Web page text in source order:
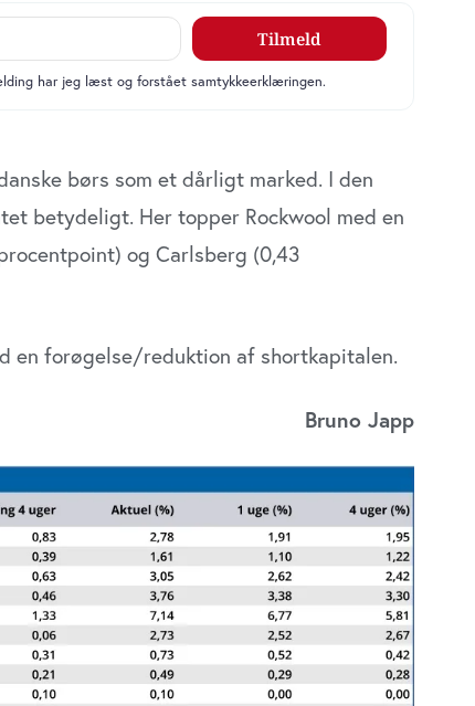
børs som et dårligt marked. I den
betydeligt. Her topper Rockwool med en
og Carlsberg (0,43
en forøgelse/reduktion af shortkapitalen.
Bruno Japp